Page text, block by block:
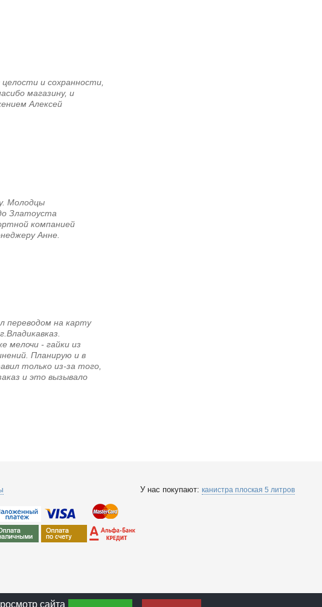
и сохранности,
магазину, и
Алексей
Молодцы
Златоуста
компанией
Анне.
переводом на карту
мелочи - гайки из
Планирую и в
только из-за того,
и это вызывало
У нас покупают: канистра плоская 5 литров
сайта